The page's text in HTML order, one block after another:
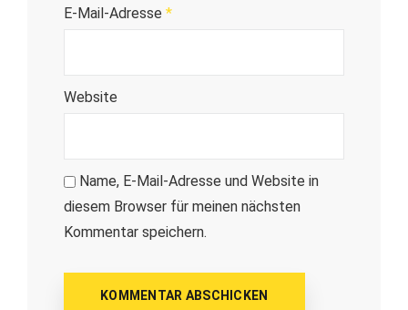
E-Mail-Adresse *
Website
Name, E-Mail-Adresse und Website in
diesem Browser für meinen nächsten
Kommentar speichern.